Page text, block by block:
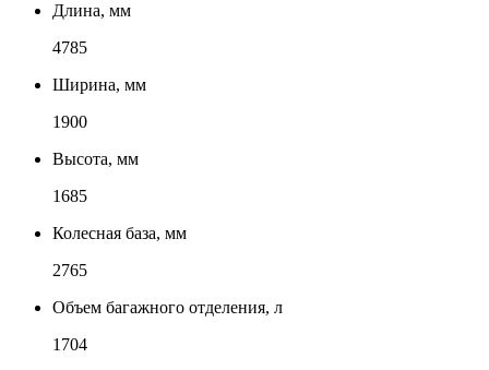
Длина, мм
4785
Ширина, мм
1900
Высота, мм
1685
Колесная база, мм
2765
Объем багажного отделения, л
1704